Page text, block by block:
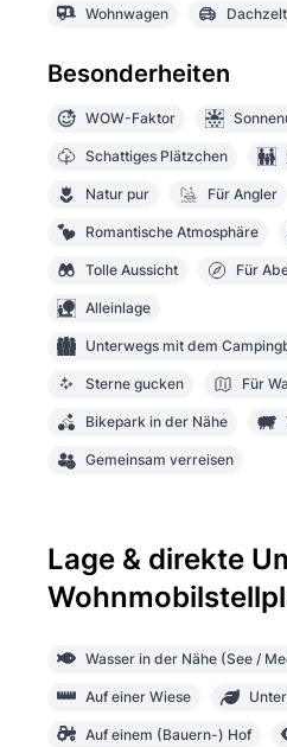
Wohnwagen Dachzelt
Besonderheiten
WOW-Faktor
Schattiges Plätzchen
Natur pur Für Angler
Romantische Atmosphäre
Tolle Aussicht Für
Alleinlage
Unterwegs mit dem
Sterne gucken Für
Bikepark in der Nähe
Gemeinsam verreisen
Lage & direkte
Wasser in der Nähe (See /
Auf einer Wiese
Auf einem (Bauern-) Hof